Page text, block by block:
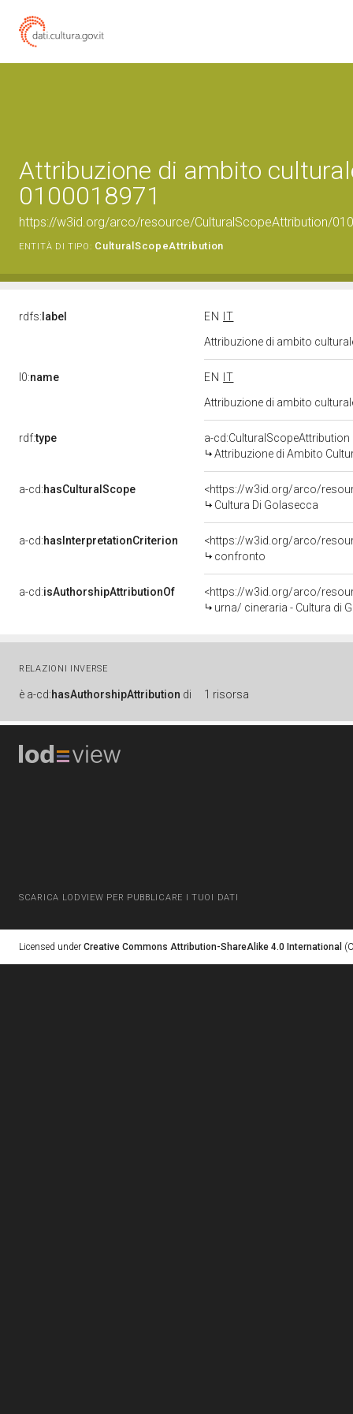
Attribuzione di ambito
0100018971
https://w3id.org/arco/resource/CulturalScopeAttribution/
ENTITÀ DI TIPO: CulturalScopeAttribution
rdfs: label EN
IT
Attribuzione di ambito
l0:name EN
IT
Attribuzione di ambito
rdf:type
a-cd:CulturalScopeAttribution
Attribuzione di Ambito
a-cd:hasCulturalScope
<https://w3id.org/arco/
Cultura Di Golasecca
a-cd:hasInterpretationCriterion
<https://w3id.org/arco/
confronto
a-cd:isAuthorshipAttributionOf
<https://w3id.org/arco/
urna/ cineraria - Cultura di
RELAZIONI INVERSE
è a-cd:hasAuthorshipAttribution di 1 risorsa
SCARICA LODVIEW PER PUBBLICARE I TUOI DATI
Licensed under Creative Commons Attribution-ShareAlike 4.0 International